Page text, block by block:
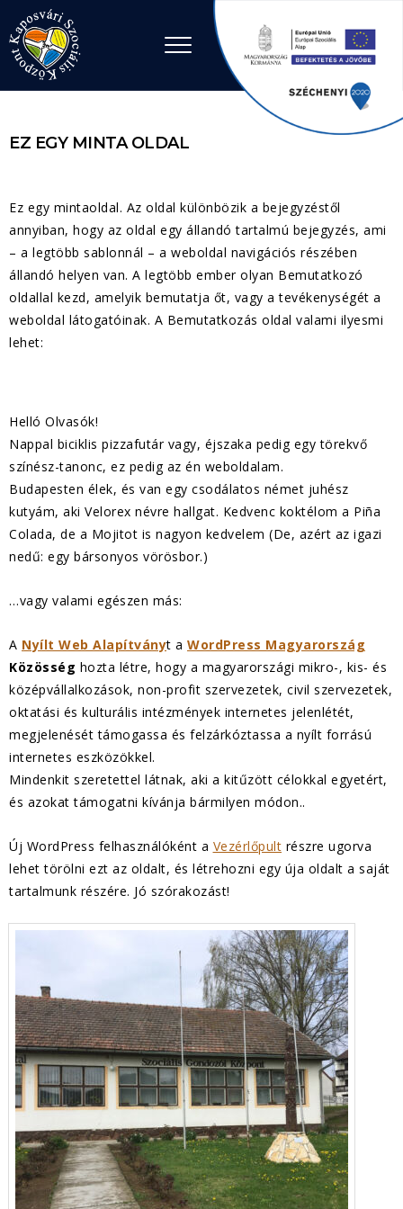
Ugrás a tartalomhoz
EZ EGY MINTA OLDAL
Ez egy mintaoldal. Az oldal különbözik a bejegyzéstől
annyiban, hogy az oldal egy állandó tartalmú bejegyzés, ami
– a legtöbb sablonnál – a weboldal navigációs részében
állandó helyen van. A legtöbb ember olyan Bemutatkozó
oldallal kezd, amelyik bemutatja őt, vagy a tevékenységét a
weboldal látogatóinak. A Bemutatkozás oldal valami ilyesmi
lehet:
Helló Olvasók!
Nappal biciklis pizzafutár vagy, éjszaka pedig egy törekvő
színész-tanonc, ez pedig az én weboldalam.
Budapesten élek, és van egy csodálatos német juhész
kutyám, aki Velorex névre hallgat. Kedvenc koktélom a Piña
Colada, de a Mojitot is nagyon kedvelem (De, azért az igazi
nedű: egy bársonyos vörösbor.)
…vagy valami egészen más:
A Nyílt Web Alapítványt a WordPress Magyarország
Közösség hozta létre, hogy a magyarországi mikro-, kis- és
középvállalkozások, non-profit szervezetek, civil szervezetek,
oktatási és kulturális intézmények internetes jelenlétét,
megjelenését támogassa és felzárkóztassa a nyílt forrású
internetes eszközökkel.
Mindenkit szeretettel látnak, aki a kitűzött célokkal egyetért,
és azokat támogatni kívánja bármilyen módon..
Új WordPress felhasználóként a Vezérlőpult részre ugorva
lehet törölni ezt az oldalt, és létrehozni egy úja oldalt a saját
tartalmunk részére. Jó szórakozást!